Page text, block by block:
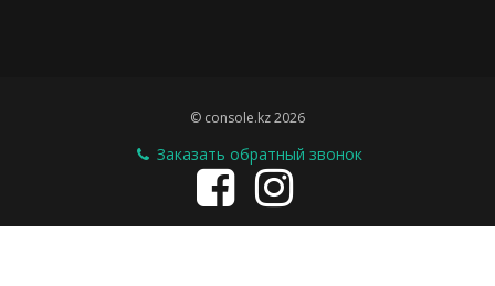
© console.kz 2026
Заказать обратный звонок